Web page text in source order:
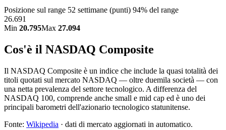
Posizione sul range 52 settimane (punti) 94% del range
26.691
Min 20.795Max 27.094
Cos'è il NASDAQ Composite
Il NASDAQ Composite è un indice che include la quasi totalità dei
titoli quotati sul mercato NASDAQ — oltre duemila società — con
una netta prevalenza del settore tecnologico. A differenza del
NASDAQ 100, comprende anche small e mid cap ed è uno dei
principali barometri dell'azionario tecnologico statunitense.
Fonte: Wikipedia · dati di mercato aggiornati in automatico.